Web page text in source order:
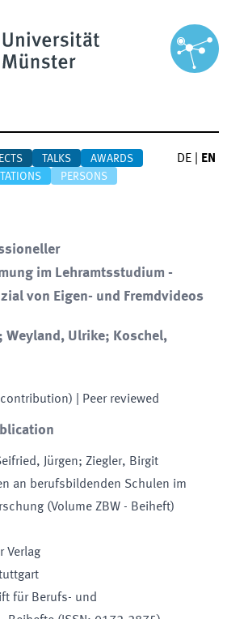
TALKS
AWARDS
PERSONS
DE EN
im Lehramtsstudium -
von Eigen- und Fremdvideos
Weyland, Ulrike; Koschel,
| Peer reviewed
Jürgen; Ziegler, Birgit
an berufsbildenden Schulen im
(Volume ZBW - Beiheft)
Verlag
für Berufs- und